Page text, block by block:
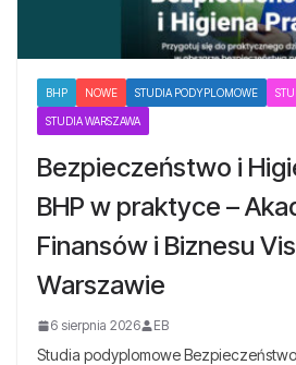
BHP NOWE STUDIA PODYPLOMOWE
STUDIA WARSZAWA
Bezpieczeństwo i
BHP w praktyce –
Finansów i Biznesu
Warszawie
6 sierpnia 2026 EB
Studia podyplomowe